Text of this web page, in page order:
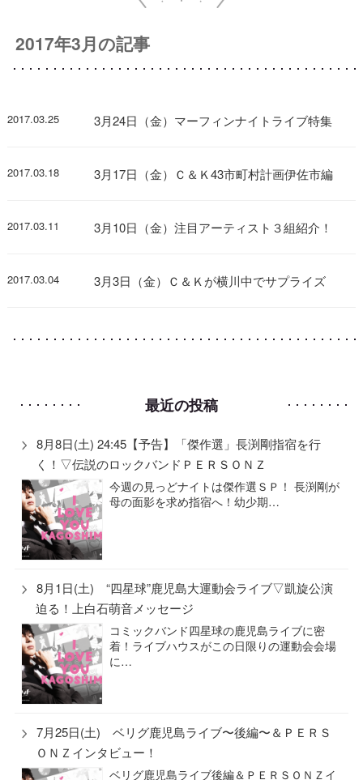
2017年3月の記事
2017.03.25 3月24日（金）マーフィンナイトライブ特集
2017.03.18 3月17日（金）Ｃ＆Ｋ43市町村計画伊佐市編
2017.03.11 3月10日（金）注目アーティスト３組紹介！
2017.03.04 3月3日（金）Ｃ＆Ｋが横川中でサプライズ
最近の投稿
8月8日(土) 24:45【予告】「傑作選」長渕剛指宿を行
く！▽伝説のロックバンドＰＥＲＳＯＮＺ
今週の見っどナイトは傑作選ＳＰ！ 長渕剛が
母の面影を求め指宿へ！幼少期…
8月1日(土) “四星球”鹿児島大運動会ライブ▽凱旋公演
迫る！上白石萌音メッセージ
コミックバンド四星球の鹿児島ライブに密
着！ライブハウスがこの日限りの運動会会場
に…
7月25日(土) ベリグ鹿児島ライブ〜後編〜＆ＰＥＲＳ
ＯＮＺインタビュー！
ベリグ鹿児島ライブ後編＆ＰＥＲＳＯＮＺイ